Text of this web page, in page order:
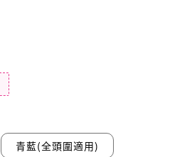
青藍(全頭圍適用)